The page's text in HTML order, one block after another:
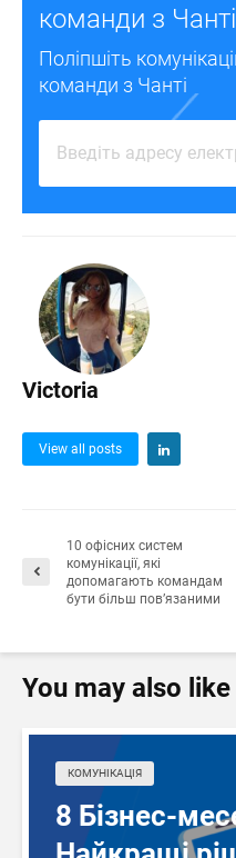
команди з Чанті
Поліпшіть
команди з Чанті
Victoria
View all posts
10 офісних систем
комунікації, які
допомагають командам
бути більш пов’язаними
You may also like
КОМУНІКАЦІЯ
8 Бізнес-